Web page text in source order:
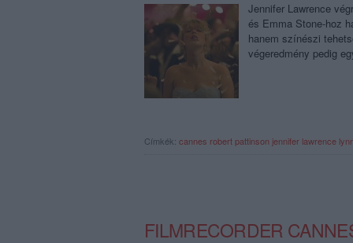
Jennifer Lawrence
és Emma Stone-hoz
hanem színészi
végeredmény pedig
Címkék: cannes robert pattinson jennifer lawrence
FILMRECORDER